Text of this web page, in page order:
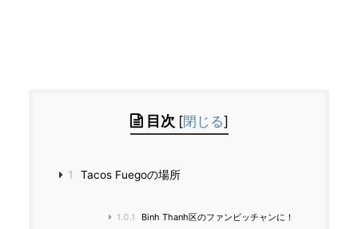
目次 [閉じる]
1 Tacos Fuegoの場所
1.0.1 Binh Thanh区のファンビッチャンに！